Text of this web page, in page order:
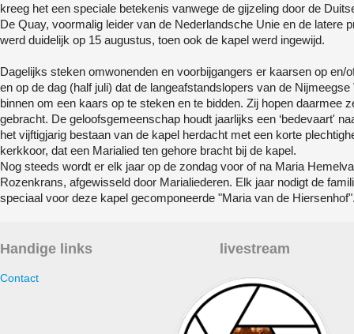
kreeg het een speciale betekenis vanwege de gijzeling door de
De Quay, voormalig leider van de Nederlandsche Unie en de
werd duidelijk op 15 augustus, toen ook de kapel werd ingewijd.
Dagelijks steken omwonenden en voorbijgangers er kaarsen op
en op de dag (half juli) dat de langeafstandslopers van de
binnen om een kaars op te steken en te bidden. Zij hopen daarmee
gebracht. De geloofsgemeenschap houdt jaarlijks een ‘bedevaart'
het vijftigjarig bestaan van de kapel herdacht met een korte
kerkkoor, dat een Marialied ten gehore bracht bij de kapel.
Nog steeds wordt er elk jaar op de zondag voor of na Maria
Rozenkrans, afgewisseld door Marialiederen. Elk jaar nodigt de
speciaal voor deze kapel gecomponeerde "Maria van de
Handige links
Contact
livestream